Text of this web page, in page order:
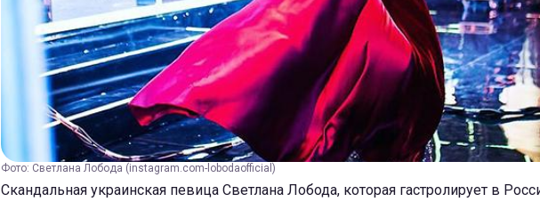
Фото: Светлана Лобода (instagram.com-lobodaofficial)
Скандальная украинская певица Светлана Лобода, которая гастролирует в